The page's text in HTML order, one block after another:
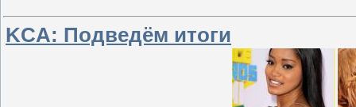
KCA: Подведём итоги